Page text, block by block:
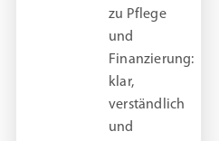
zu Pflege
und
Finanzierung:
klar,
verständlich
und